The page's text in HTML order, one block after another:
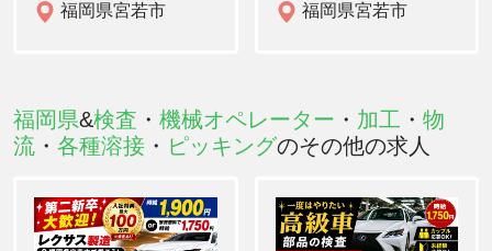
福岡県宮若市
福岡県宮若市
福岡県&検査 ・ 機械オペレーター ・ 加工 ・ 物
流 ・ 各種溶接 ・ ピッキングのその他の求人